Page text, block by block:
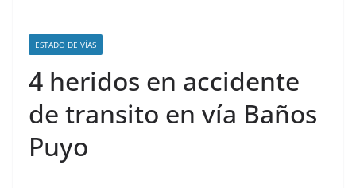
ESTADO DE VÍAS
4 heridos en accidente
de transito en vía Baños
Puyo